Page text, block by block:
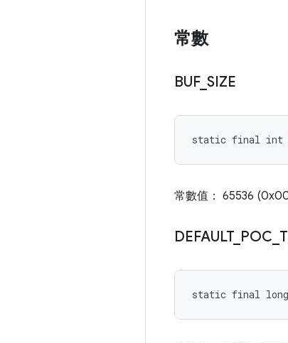
常數
BUF_ SIZE
static final int
常數值： 65536
DEFAULT_ POC
static final long